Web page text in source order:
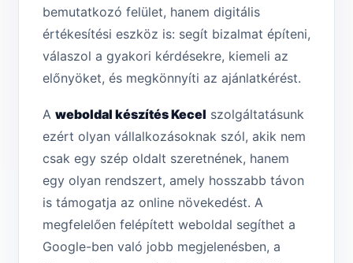
bemutatkozó felület, hanem digitális
értékesítési eszköz is: segít bizalmat építeni,
válaszol a gyakori kérdésekre, kiemeli az
előnyöket, és megkönnyíti az ajánlatkérést.
A weboldal készítés Kecel szolgáltatásunk
ezért olyan vállalkozásoknak szól, akik nem
csak egy szép oldalt szeretnének, hanem
egy olyan rendszert, amely hosszabb távon
is támogatja az online növekedést. A
megfelelően felépített weboldal segíthet a
Google-ben való jobb megjelenésben, a